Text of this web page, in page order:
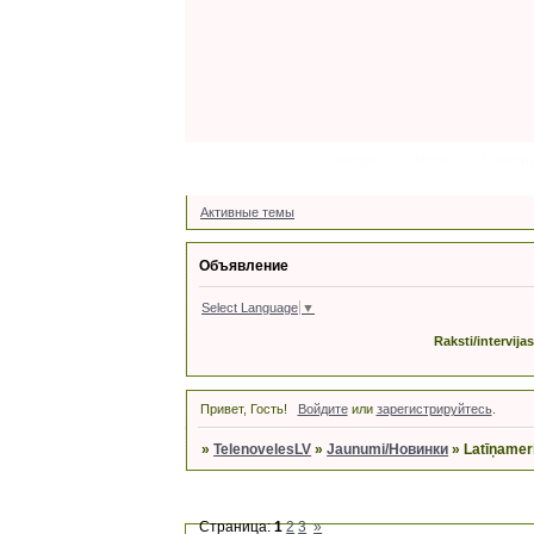
Активные темы
Объявление
Select Language ▼
Raksti/
Привет, Гость! Войдитеили зарегистрируйтесь.
»TelenovelesLV »Jaunumi/Новинки »
Страница:1 2 3 »